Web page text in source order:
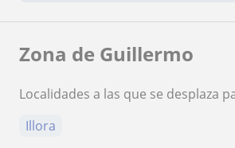
Zona de Guillermo
Localidades a las que se desplaza
Illora